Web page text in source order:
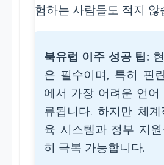
험하는 사람들도 적지 않
북유럽 이주 성공 팁:
은 필수이며, 특히 핀
에서 가장 어려운 언
류됩니다. 하지만 체
육 시스템과 정부 지
히 극복 가능합니다.